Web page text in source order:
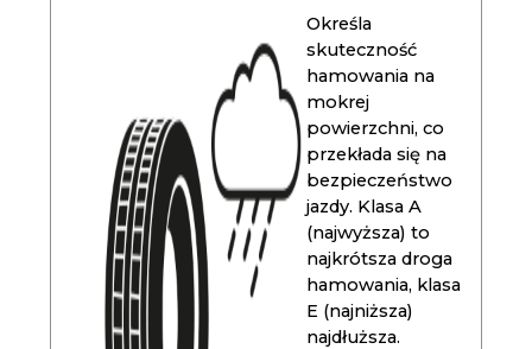
Określa
skuteczność
hamowania na
mokrej
powierzchni, co
przekłada się na
bezpieczeństwo
jazdy. Klasa A
(najwyższa) to
najkrótsza droga
hamowania, klasa
E (najniższa)
najdłuższa.